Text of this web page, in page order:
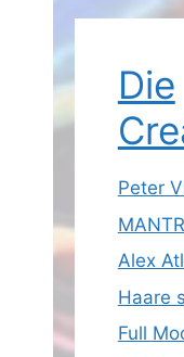
Die
Peter
Alex
Haare
Full